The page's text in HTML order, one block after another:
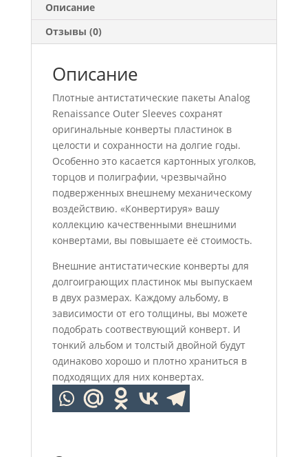
Описание
Отзывы (0)
Описание
Плотные антистатические пакеты Analog
Renaissance Outer Sleeves сохранят
оригинальные конверты пластинок в
целости и сохранности на долгие годы.
Особенно это касается картонных уголков,
торцов и полиграфии, чрезвычайно
подверженных внешнему механическому
воздействию. «Конвертируя» вашу
коллекцию качественными внешними
конвертами, вы повышаете её стоимость.
Внешние антистатические конверты для
долгоиграющих пластинок мы выпускаем
в двух размерах. Каждому альбому, в
зависимости от его толщины, вы можете
подобрать соотвествующий конверт. И
тонкий альбом и толстый двойной будут
одинаково хорошо и плотно храниться в
подходящих для них конвертах.